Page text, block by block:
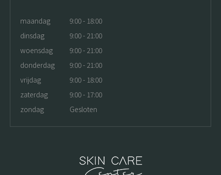
maandag
9:00 - 18:00
dinsdag
9:00 - 21:00
woensdag
9:00 - 21:00
donderdag
9:00 - 21:00
vrijdag
9:00 - 18:00
zaterdag
9:00 - 17:00
zondag
Gesloten